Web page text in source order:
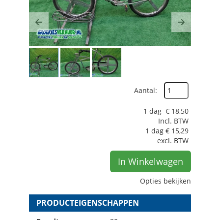
Previous Next
Aantal:
1 dag € 18,50
Incl. BTW
1 dag € 15,29
excl. BTW
In Winkelwagen
Opties bekijken
PRODUCTEIGENSCHAPPEN